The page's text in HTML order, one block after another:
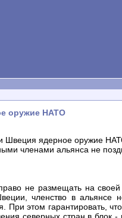
оружие НАТО
Швеция ядерное оружие
членами альянса не
не размещать на
членство в альянсе
При этом гарантировать,